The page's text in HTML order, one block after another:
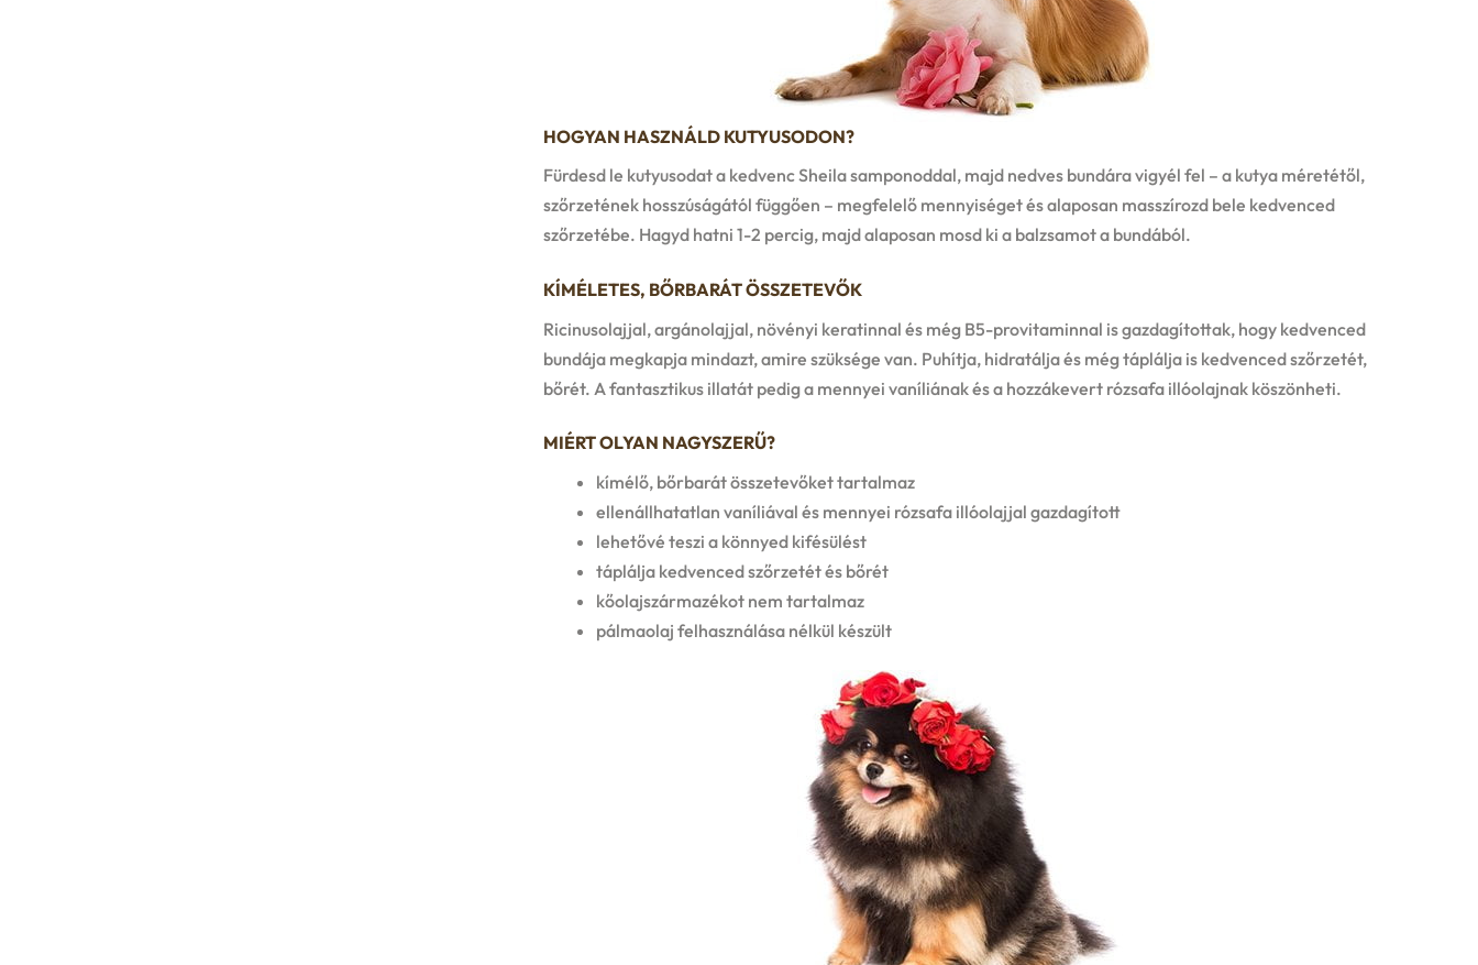
HOGYAN HASZNÁLD KUTYUSODON?
Fürdesd le kutyusodat a kedvenc Sheila samponoddal, majd nedves bundára vigyél fel – a kutya méretétől,
szőrzetének hosszúságától függően – megfelelő mennyiséget és alaposan masszírozd bele kedvenced
szőrzetébe. Hagyd hatni 1-2 percig, majd alaposan mosd ki a balzsamot a bundából.
KÍMÉLETES, BŐRBARÁT ÖSSZETEVŐK
Ricinusolajjal, argánolajjal, növényi keratinnal és még B5-provitaminnal is gazdagítottak, hogy kedvenced
bundája megkapja mindazt, amire szüksége van. Puhítja, hidratálja és még táplálja is kedvenced szőrzetét,
bőrét. A fantasztikus illatát pedig a mennyei vaníliának és a hozzákevert rózsafa illóolajnak köszönheti.
MIÉRT OLYAN NAGYSZERŰ?
kímélő, bőrbarát összetevőket tartalmaz
ellenállhatatlan vaníliával és mennyei rózsafa illóolajjal gazdagított
lehetővé teszi a könnyed kifésülést
táplálja kedvenced szőrzetét és bőrét
kőolajszármazékot nem tartalmaz
pálmaolaj felhasználása nélkül készült